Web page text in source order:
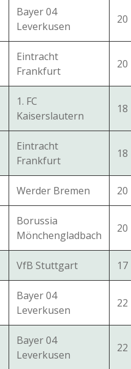
Bayer 04
Leverkusen
20
Eintracht
Frankfurt
20
1. FC
Kaiserslautern
18
Eintracht
Frankfurt
18
Werder Bremen 20
Borussia
Mönchengladbach
20
VfB Stuttgart 17
Bayer 04
Leverkusen
22
Bayer 04
Leverkusen
22